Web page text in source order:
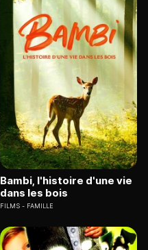
Bambi, l'histoire d'une vie
dans les bois
FILMS FAMILLE